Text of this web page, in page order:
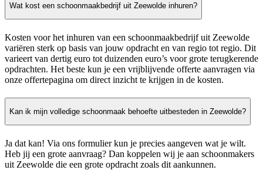
Wat kost een schoonmaakbedrijf uit Zeewolde inhuren?
Kosten voor het inhuren van een schoonmaakbedrijf uit Zeewolde
variëren sterk op basis van jouw opdracht en van regio tot regio. Dit
varieert van dertig euro tot duizenden euro’s voor grote terugkerende
opdrachten. Het beste kun je een vrijblijvende offerte aanvragen via
onze offertepagina om direct inzicht te krijgen in de kosten.
Kan ik mijn volledige schoonmaak behoefte uitbesteden in Zeewolde?
Ja dat kan! Via ons formulier kun je precies aangeven wat je wilt.
Heb jij een grote aanvraag? Dan koppelen wij je aan schoonmakers
uit Zeewolde die een grote opdracht zoals dit aankunnen.